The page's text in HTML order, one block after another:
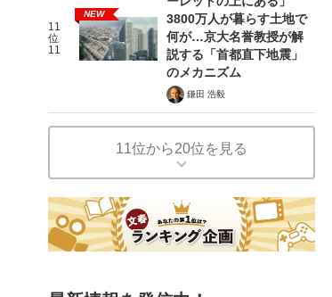
11
位
11
NEW
3800万人が暮らす土地で
何が…京大名誉教授が解
説する「首都直下地震」
のメカニズム
鎌田 浩毅
11位から20位を見る